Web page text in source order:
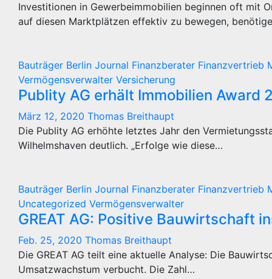
Investitionen in Gewerbeimmobilien beginnen oft mit
auf diesen Marktplätzen effektiv zu bewegen,
Bauträger Berlin Journal Finanzberater Finanzvertrieb
Vermögensverwalter Versicherung
Publity AG erhält Immobilien Award
März 12, 2020 Thomas Breithaupt
Die Publity AG erhöhte letztes Jahr den
Wilhelmshaven deutlich. „Erfolge wie diese…
Bauträger Berlin Journal Finanzberater Finanzvertrieb
Uncategorized Vermögensverwalter
GREAT AG: Positive Bauwirtschaft
Feb. 25, 2020 Thomas Breithaupt
Die GREAT AG teilt eine aktuelle Analyse: Die
Umsatzwachstum verbucht. Die Zahl…